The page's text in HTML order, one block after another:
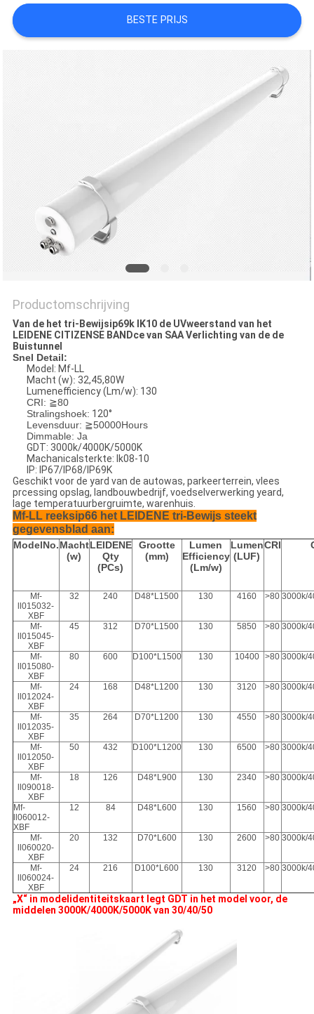
PRIVACY
POLICY
BESTE PRIJS
Productomschrijving
Van de het tri-Bewijsip69k IK10 de UVweerstand van het
LEIDENE CITIZENSE BANDce van SAA Verlichting van de de
Buistunnel
Snel Detail:
Model: Mf-LL
Macht (w): 32,45,80W
Lumenefficiency (Lm/w): 130
CRI: ≧80
Stralingshoek: 120°
Levensduur: ≧50000Hours
Dimmable: Ja
GDT: 3000k/4000K/5000K
Machanicalsterkte: Ik08-10
IP: IP67/IP68/IP69K
Geschikt voor de yard van de autowas, parkeerterrein, vlees
prcessing opslag, landbouwbedrijf, voedselverwerking yeard,
lage temperatuurbergruimte, warenhuis.
Mf-LL reeksip66 het LEIDENE tri-Bewijs steekt
gegevensblad aan:
ModelNo.Macht
(w)
LEIDENE
Qty
(PCs)
Grootte
(mm)
Lumen
Efficiency
(Lm/w)
Lumen
(LUF)
CRI
Mf-
ll015032-
XBF
32 240 D48*L1500 130 4160 >80 3000k/
Mf-
ll015045-
XBF
45 312 D70*L1500 130 5850 >80 3000k/
Mf-
ll015080-
XBF
80 600 D100*L1500 130 10400 >80 3000k/
Mf-
ll012024-
XBF
24 168 D48*L1200 130 3120 >80 3000k/
Mf-
ll012035-
XBF
35 264 D70*L1200 130 4550 >80 3000k/
Mf-
ll012050-
XBF
50 432 D100*L1200 130 6500 >80 3000k/
Mf-
ll090018-
XBF
18 126 D48*L900 130 2340 >80 3000k/
Mf-
ll060012-
XBF
12 84 D48*L600 130 1560 >80 3000k/
Mf-
ll060020-
XBF
20 132 D70*L600 130 2600 >80 3000k/
Mf-
ll060024-
XBF
24 216 D100*L600 130 3120 >80 3000k/
„X“ in modelidentiteitskaart legt GDT in het model voor, de
middelen 3000K/4000K/5000K van 30/40/50